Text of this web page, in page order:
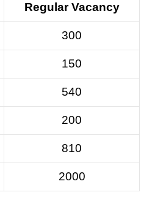
Regular Vacancy
300
150
540
200
810
2000